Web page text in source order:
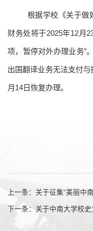
根据学校《关于做
财务处将于2025年12月
项，暂停对外办理业务”
出国翻译业务无法支付
月14日恢复办理。
上一条：关于征集“美丽中
下一条：关于中南大学校